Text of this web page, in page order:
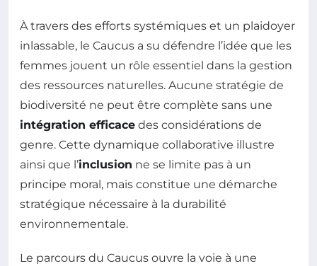
À travers des efforts systémiques et un plaidoyer
inlassable, le Caucus a su défendre l’idée que les
femmes jouent un rôle essentiel dans la gestion
des ressources naturelles. Aucune stratégie de
biodiversité ne peut être complète sans une
intégration efficace des considérations de
genre. Cette dynamique collaborative illustre
ainsi que l’inclusion ne se limite pas à un
principe moral, mais constitue une démarche
stratégique nécessaire à la durabilité
environnementale.
Le parcours du Caucus ouvre la voie à une